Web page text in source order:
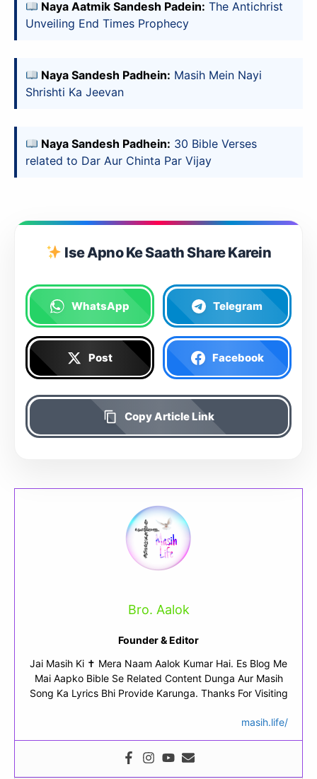
Naya Aatmik Sandesh Padein: The Antichrist
Unveiling End Times Prophecy
Naya Sandesh Padhein: Masih Mein Nayi
Shrishti Ka Jeevan
Naya Sandesh Padhein: 30 Bible Verses
related to Dar Aur Chinta Par Vijay
Ise Apno Ke Saath Share Karein
WhatsApp Telegram
Post Facebook
Copy Article Link
Bro. Aalok
Founder & Editor
Jai Masih Ki ✝ Mera Naam Aalok Kumar Hai. Es Blog Me
Mai Aapko Bible Se Related Content Dunga Aur Masih
Song Ka Lyrics Bhi Provide Karunga. Thanks For Visiting
masih.life/